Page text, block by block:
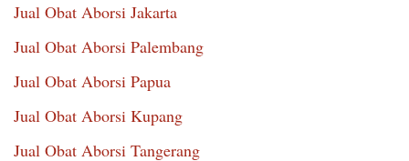
Jual Obat Aborsi Jakarta
Jual Obat Aborsi Palembang
Jual Obat Aborsi Papua
Jual Obat Aborsi Kupang
Jual Obat Aborsi Tangerang